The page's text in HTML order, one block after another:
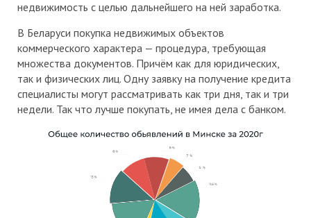
недвижимость с целью дальнейшего на ней заработка.
В Беларуси покупка недвижимых объектов
коммерческого характера — процедура, требующая
множества документов. Причём как для юридических,
так и физических лиц. Одну заявку на получение кредита
специалисты могут рассматривать как три дня, так и три
недели. Так что лучше покупать, не имея дела с банком.